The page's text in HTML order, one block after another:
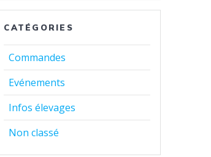
CATÉGORIES
Commandes
Evénements
Infos élevages
Non classé